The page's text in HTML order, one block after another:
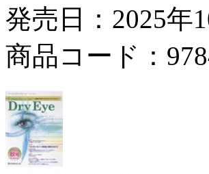
発売日：2025年
商品コード：